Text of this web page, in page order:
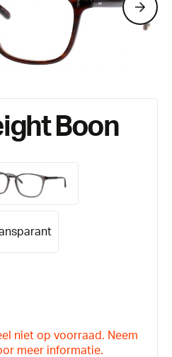
Boon
niet op voorraad. Neem
meer informatie.